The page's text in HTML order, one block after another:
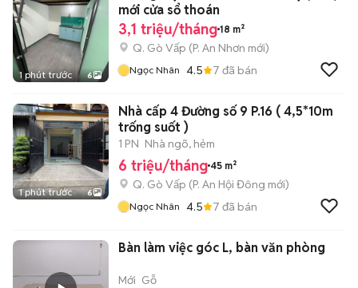
1 phút trước 6
mới cửa sổ thoán
3,1 triệu/tháng 18 m²
Q. Gò Vấp (P. An Nhơn mới)
Ngọc Nhân 4.5 7 đã bán
1 phút trước 6
Nhà cấp 4 Đường số 9 P.16 ( 4,5*10m
trống suốt )
1 PN Nhà ngõ, hẻm
6 triệu/tháng 45 m²
Q. Gò Vấp (P. An Hội Đông mới)
Ngọc Nhân 4.5 7 đã bán
Bàn làm việc góc L, bàn văn phòng
Mới Gỗ